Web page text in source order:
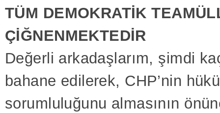
TÜM DEMOKRATİK
ÇİĞNENMEKTEDİR
Değerli arkadaşlarım, şimdi
bahane edilerek, CHP’nin
sorumluluğunu almasının